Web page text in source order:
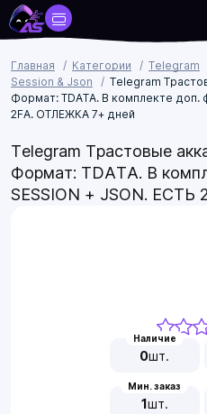
Главная Категории Telegram
Session & Json
Telegram
Формат: TDATA. В комплекте доп.
2FA. ОТЛЕЖКА 7+ дней
Telegram Трастовые
Формат: TDATA. В
SESSION + JSON.
Наличие
0шт.
Мин. заказ
1шт.